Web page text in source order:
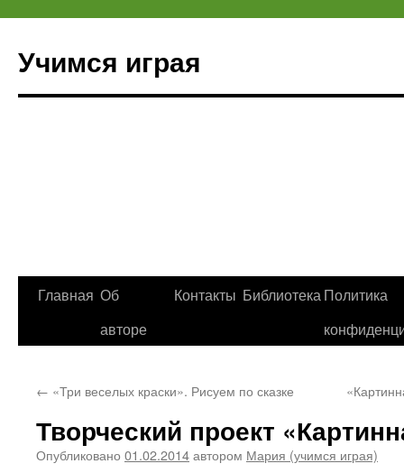
Учимся играя
Перейти
Главная Об
авторе
Контакты Библиотека Политика
← «Три веселых краски». Рисуем по сказке
Творческий проект
Опубликовано 01.02.2014автором Мария (учимся играя)